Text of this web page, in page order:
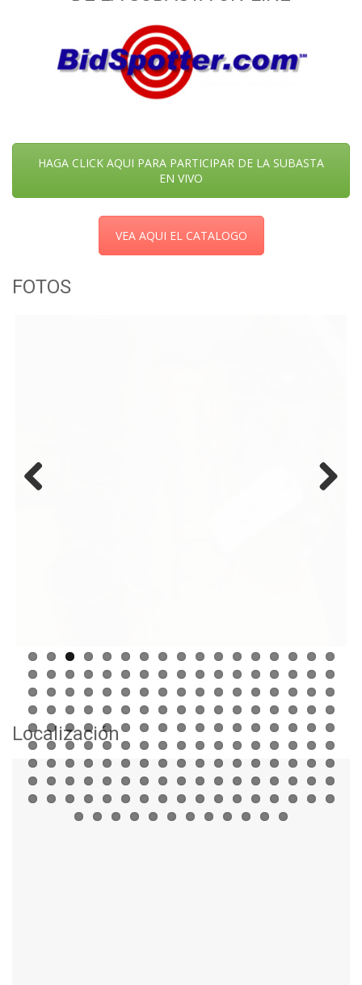
HAGA CLICK AQUI PARA PARTICIPAR DE LA SUBASTA
EN VIVO
VEA AQUI EL CATALOGO
FOTOS
Localización